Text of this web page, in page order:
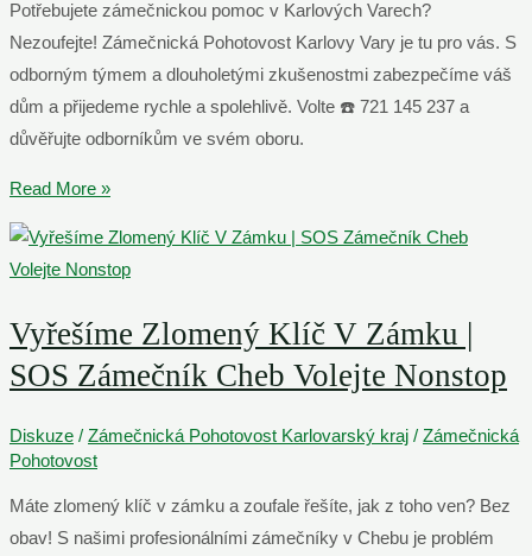
Potřebujete zámečnickou pomoc v Karlových Varech?
Nezoufejte! Zámečnická Pohotovost Karlovy Vary je tu pro vás. S
odborným týmem a dlouholetými zkušenostmi zabezpečíme váš
dům a přijedeme rychle a spolehlivě. Volte ☎️ 721 145 237 a
důvěřujte odborníkům ve svém oboru.
Zámečnická
Pohotovost
Karlovy
Vary
☎️
721
237
Read More »
Vyřešíme Zlomený Klíč V Zámku |
SOS Zámečník Cheb Volejte Nonstop
Diskuze / Zámečnická Pohotovost Karlovarský kraj / Zámečnická
Pohotovost
Máte zlomený klíč v zámku a zoufale řešíte, jak z toho ven? Bez
obav! S našimi profesionálními zámečníky v Chebu je problém